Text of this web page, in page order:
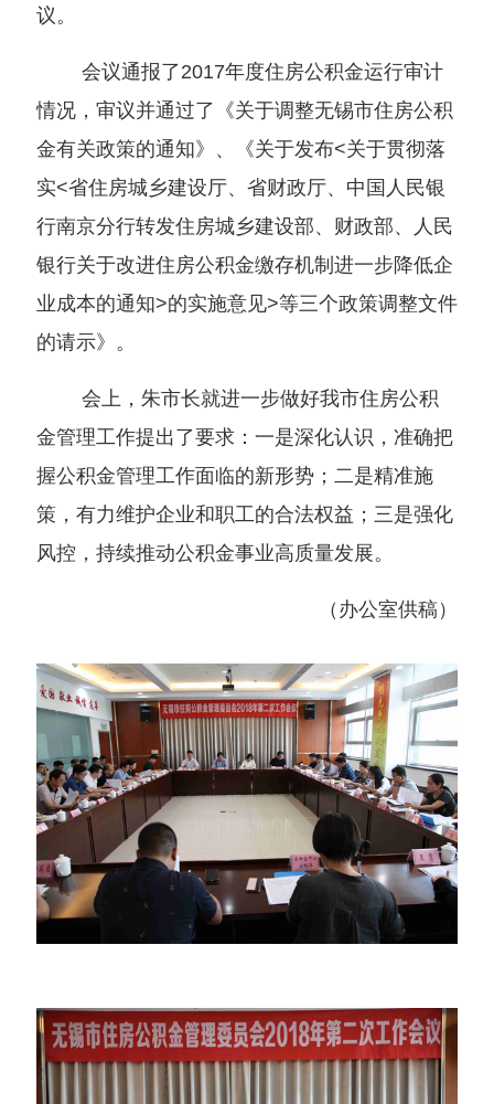
议。
会议通报了2017年度住房公积金运行审计
情况，审议并通过了《关于调整无锡市住房公积
金有关政策的通知》、《关于发布<关于贯彻落
实<省住房城乡建设厅、省财政厅、中国人民银
行南京分行转发住房城乡建设部、财政部、人民
银行关于改进住房公积金缴存机制进一步降低企
业成本的通知>的实施意见>等三个政策调整文件
的请示》。
会上，朱市长就进一步做好我市住房公积
金管理工作提出了要求：一是深化认识，准确把
握公积金管理工作面临的新形势；二是精准施
策，有力维护企业和职工的合法权益；三是强化
风控，持续推动公积金事业高质量发展。
（办公室供稿）